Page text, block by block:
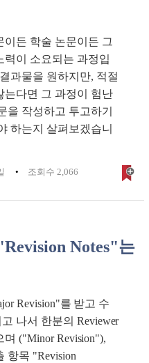
이든 학술 논문이든 그
력이 소요되는 과정입
과물을 원하지만, 적절
는다면 그 과정이 험난
을 작성하고 투고하기
하는지 살펴보겠습니
조회수 2,066
Notes"는
Revision"를 받고 수
나서 한분의 Reviewer
("Minor Revision"),
항목 "Revision